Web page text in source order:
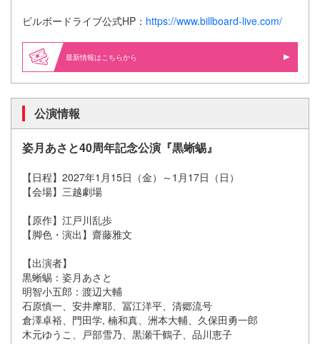
ビルボードライブ公式HP： https://www.billboard-live.com/
最新情報はこちらから
公演情報
姿月あさと40周年記念公演『黒蜥蜴』
【日程】2027年1月15日（金）～1月17日（日）
【会場】三越劇場
【原作】江戸川乱歩
【脚色・演出】齋藤雅文
【出演者】
黒蜥蜴：姿月あさと
明智小五郎：渡辺大輔
石原慎一、安井摩耶、冨江洋平、清郷流号
倉澤卓裕、門田学, 楠和真、洲本大輔、久保田勇一郎
木元ゆうこ、戸部雪乃、黒瀬千鶴子、品川恵子